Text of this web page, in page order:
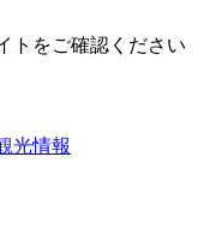
トをご確認ください
光情報